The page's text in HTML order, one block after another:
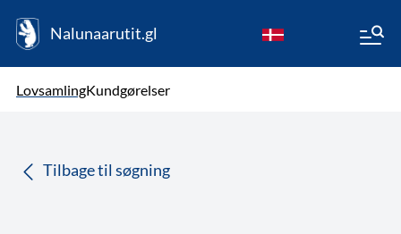
Nalunaarutit.gl
LovsamlingKundgørelser
Tilbage til søgning